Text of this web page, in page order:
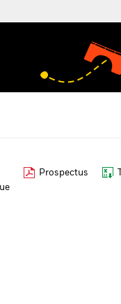
Prospectus